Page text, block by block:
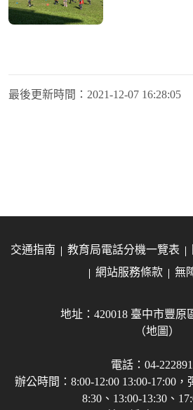
最後更新時間： 2021-12-07 16:28:05
交通指南 教育局電話分機一覽表
網站服務條款
無
地址：420018 臺中市豐原
（地圖）
電話：04-
辦公時間：8:00-12:00 13:00-17:00
8:30、13:00-13:30、